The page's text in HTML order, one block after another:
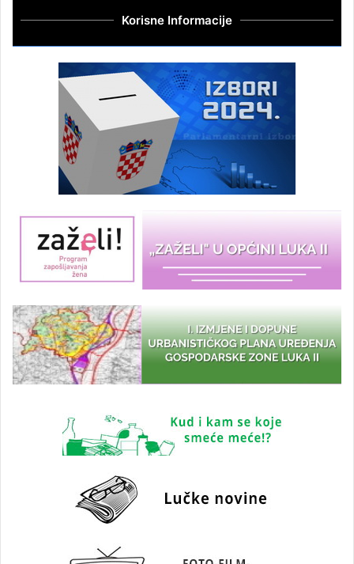
Korisne Informacije